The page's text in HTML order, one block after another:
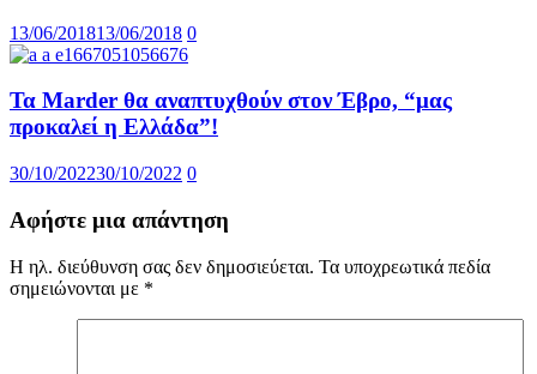
13/06/201813/06/2018 0
Τα Marder θα αναπτυχθούν στον Έβρο, “μας
προκαλεί η Ελλάδα”!
30/10/202230/10/2022 0
Αφήστε μια απάντηση
Η ηλ. διεύθυνση σας δεν δημοσιεύεται. Τα υποχρεωτικά πεδία
σημειώνονται με *